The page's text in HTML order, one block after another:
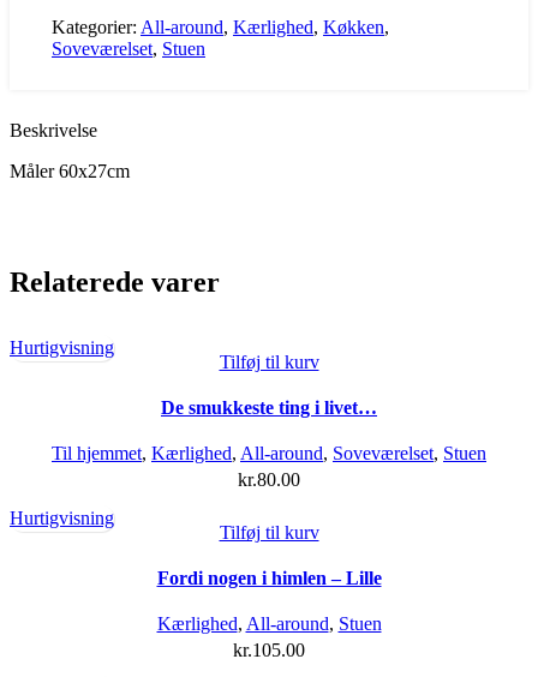
Kategorier: All-around, Kærlighed, Køkken,
Soveværelset, Stuen
Beskrivelse
Måler 60x27cm
Relaterede varer
Hurtigvisning
Tilføj til kurv
De smukkeste ting i livet…
Til hjemmet, Kærlighed, All-around, Soveværelset, Stuen
kr.80.00
Hurtigvisning
Tilføj til kurv
Fordi nogen i himlen – Lille
Kærlighed, All-around, Stuen
kr.105.00